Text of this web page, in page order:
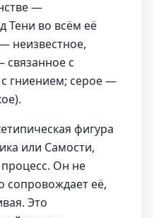
—
Тени во всём её
неизвестное,
связанное с
гниением; серое —
фигура
или Самости,
Он не
сопровождает её,
Это